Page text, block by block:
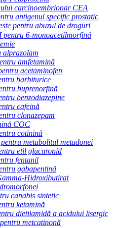
carcinoembrionar CEA
antigenul specific prostatic
pentru abuzul de droguri
pentru 6-monoacetilmorfină
alprazolam
amfetamină
acetaminofen
barbiturice
buprenorfină
benzodiazepine
cafeină
clonazepam
COC
cotinină
metabolitul metadonei
etil glucuronid
fentanil
gabapentină
Hidroxibutirat
canabis sintetic
ketamină
dietilamidă a acidului lisergic
metcatinonă